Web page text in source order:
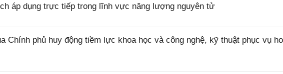
áp dụng trực tiếp trong lĩnh vực năng lượng nguyên tử
Chính phủ huy động tiềm lực khoa học và công nghệ, kỹ thuật phục vụ